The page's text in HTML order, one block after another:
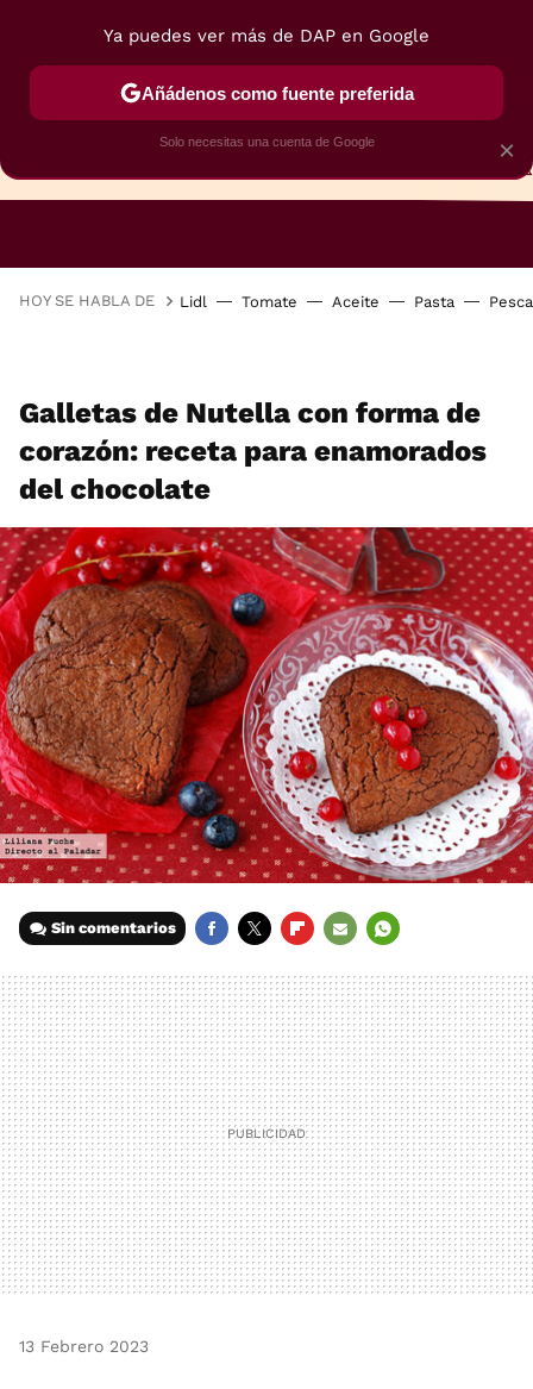
HOY SE HABLA DE Lidl Tomate Aceite Pasta
Galletas de Nutella con forma de
corazón: receta para enamorados
del chocolate
Sin comentarios
MAIL
13 Febrero 2023
×
Ya puedes ver más de DAP en Google
Añádenos como fuente preferida
Solo necesitas una cuenta de Google